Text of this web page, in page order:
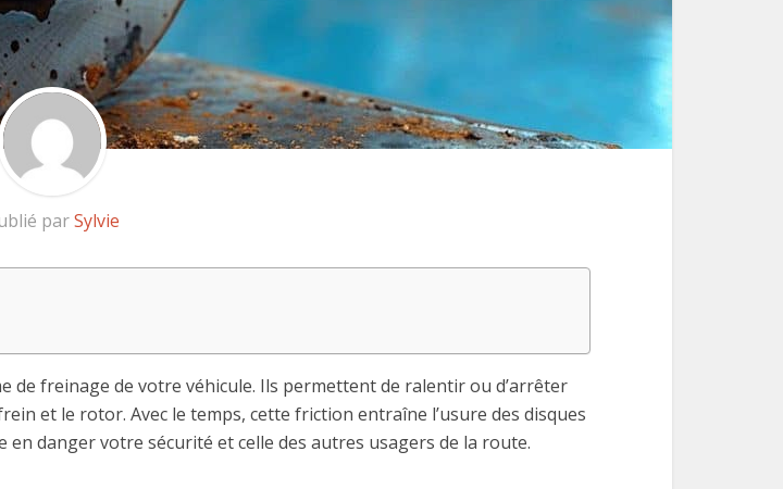
parSylvie
de freinage de votre véhicule. Ils permettent de ralentir ou d’arrêter
et le rotor. Avec le temps, cette friction entraîne l’usure des disques
danger votre sécurité et celle des autres usagers de la route.